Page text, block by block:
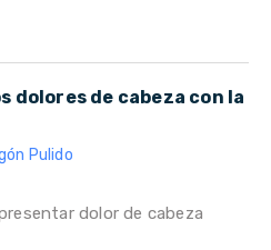
dolores de cabeza con la
Pulido
dolor de cabeza